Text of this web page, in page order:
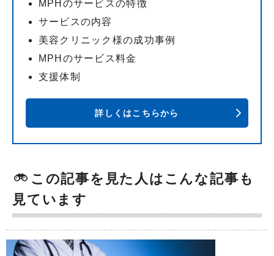
MPHのサービスの特徴
サービスの内容
美容クリニック様の成功事例
MPHのサービス料金
支援体制
詳しくはこちらから
この記事を見た人はこんな記事も
見ています